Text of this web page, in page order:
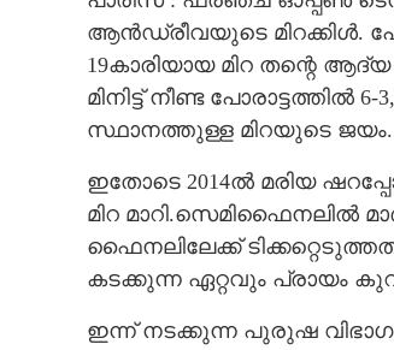
ആൻഡ്രീവയു‌ടെ മിറക്കിൾ.
19കാരിയായ മിറ തന്റെ
മിനിട്ട് നീണ്ട പോരാട്ടത്തിൽ
സ്ഥാനത്തുള്ള മിറയുടെ ജയം.
ഇതോടെ 2014ൽ മരിയ
മിറ മാറി.സെമിഫൈനലിൽ
ഫൈനലിലേക്ക്
കടക്കുന്ന ഏറ്റവും പ്രായം
ഇന്ന് നടക്കുന്ന പുരുഷ